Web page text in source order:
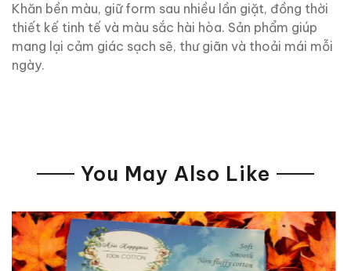
Khăn bền màu, giữ form sau nhiều lần giặt, đồng thời
thiết kế tinh tế và màu sắc hài hòa. Sản phẩm giúp
mang lại cảm giác sạch sẽ, thư giãn và thoải mái mỗi
ngày.
You May Also Like